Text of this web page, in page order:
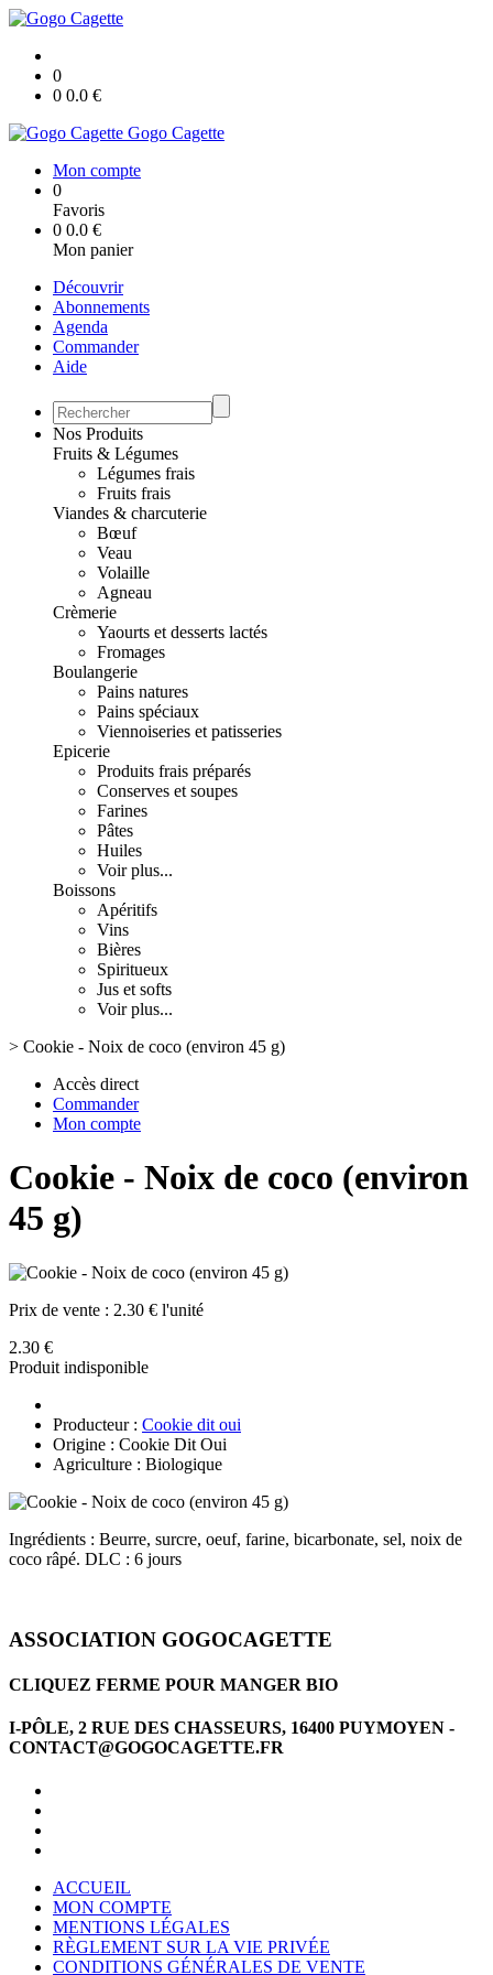
0
0 0.0 €
Gogo Cagette
Mon compte
0
Favoris
0 0.0 €
Mon panier
Découvrir
Abonnements
Agenda
Commander
Aide
Nos Produits
Fruits & Légumes
Légumes frais
Fruits frais
Viandes & charcuterie
Bœuf
Veau
Volaille
Agneau
Crèmerie
Yaourts et desserts lactés
Fromages
Boulangerie
Pains natures
Pains spéciaux
Viennoiseries et patisseries
Epicerie
Produits frais préparés
Conserves et soupes
Farines
Pâtes
Huiles
Voir plus...
Boissons
Apéritifs
Vins
Bières
Spiritueux
Jus et softs
Voir plus...
> Cookie - Noix de coco (environ 45 g)
Accès direct
Commander
Mon compte
Cookie - Noix de coco (environ
45 g)
Prix de vente : 2.30 € l'unité
2.30 €
Produit indisponible
Producteur : Cookie dit oui
Origine : Cookie Dit Oui
Agriculture : Biologique
Ingrédients : Beurre, surcre, oeuf, farine, bicarbonate, sel, noix de
coco râpé. DLC : 6 jours
ASSOCIATION GOGOCAGETTE
CLIQUEZ FERME POUR MANGER BIO
I-PÔLE, 2 RUE DES CHASSEURS, 16400 PUYMOYEN -
CONTACT@GOGOCAGETTE.FR
ACCUEIL
MON COMPTE
MENTIONS LÉGALES
RÈGLEMENT SUR LA VIE PRIVÉE
CONDITIONS GÉNÉRALES DE VENTE